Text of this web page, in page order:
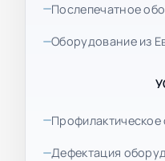
Послепечатное
Оборудование из
Дефектация